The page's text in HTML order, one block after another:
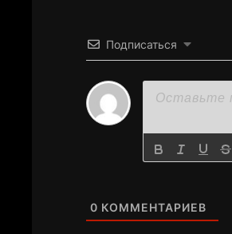
Подписаться
0 КОММЕНТАРИЕВ